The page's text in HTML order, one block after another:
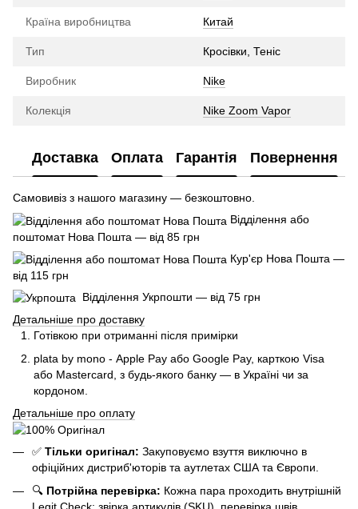
Країна виробництва Китай
Тип Кросівки, Теніс
Виробник Nike
Колекція Nike Zoom Vapor
Доставка Оплата Гарантія Повернення
Самовивіз з нашого магазину — безкоштовно.
Відділення або
поштомат Нова Пошта — від 85 грн
Кур'єр Нова Пошта —
від 115 грн
Відділення Укрпошти — від 75 грн
Детальніше про доставку
Готівкою при отриманні після примірки
plata by mono - Apple Pay або Google Pay, карткою Visa
або Mastercard, з будь-якого банку — в Україні чи за
кордоном.
Детальніше про оплату
✅ Тільки оригінал: Закуповуємо взуття виключно в
офіційних дистриб'юторів та аутлетах США та Європи.
🔍 Потрійна перевірка: Кожна пара проходить внутрішній
Legit Check: звірка артикулів (SKU), перевірка швів,